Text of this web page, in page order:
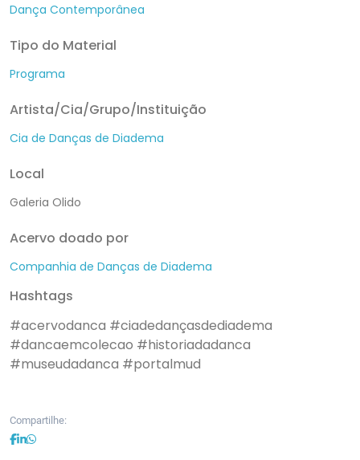
Dança Contemporânea
Tipo do Material
Programa
Artista/Cia/Grupo/Instituição
Cia de Danças de Diadema
Local
Galeria Olido
Acervo doado por
Companhia de Danças de Diadema
Hashtags
#acervodanca #ciadedançasdediadema
#dancaemcolecao #historiadadanca
#museudadanca #portalmud
Compartilhe: